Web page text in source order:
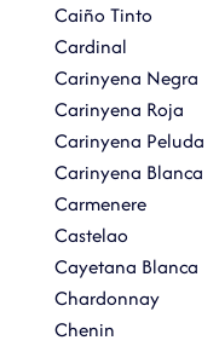
Caiño Tinto
Cardinal
Carinyena Negra
Carinyena Roja
Carinyena Peluda
Carinyena Blanca
Carmenere
Castelao
Cayetana Blanca
Chardonnay
Chenin